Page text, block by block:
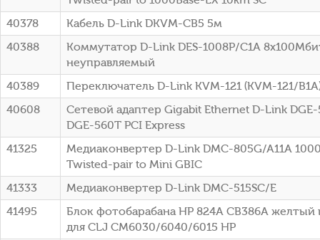
40378
Кабель D-Link DKVM-CB5 5м
40388
Коммутатор D-Link DES-1008P/C1A
неуправляемый
40389
Переключатель D-Link KVM-121 (KVM-121/
40608
Сетевой адаптер Gigabit Ethernet D-Link DGE-
DGE-560T PCI Express
41325
Медиаконвертер D-Link DMC-805G/A11A
Twisted-pair to Mini GBIC
41333
Медиаконвертер D-Link DMC-515SC/E
41495
Блок фотобарабана HP 824A CB386A желтый
для CLJ CM6030/6040/6015 HP